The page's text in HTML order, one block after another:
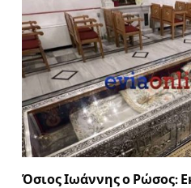
Όσιος Ιωάννης ο Ρώσος: